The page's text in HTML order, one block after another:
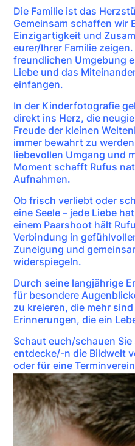
Die Familie ist das
Gemeinsam schaffen wir
Einzigartigkeit und
eurer/Ihrer Familie
freundlichen Umgebung
Liebe und das
einfangen.
In der Kinderfotografie
direkt ins Herz, die
Freude der kleinen
immer bewahrt zu
liebevollen Umgang und
Moment schafft Rufus
Aufnahmen.
Ob frisch verliebt oder
eine Seele – jede Liebe
einem Paarshoot hält
Verbindung in
Zuneigung und
widerspiegeln.
Durch seine langjährige
für besondere
zu kreieren, die mehr
Erinnerungen, die ein
Schaut euch/schauen
entdecke/-n die Bildwelt
oder für eine
(Sie) ihn perMail.– Rufus
👪🧒🏻👨🏼❤️👱🏼‍♀️🧒🏽📸
Angebotsumfang:
Fotografie •